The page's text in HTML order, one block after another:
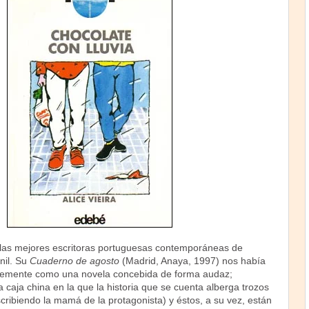
mejores escritoras portuguesas contemporáneas de
Su Cuaderno de agosto (Madrid, Anaya, 1997) nos había
como una novela concebida de forma audaz;
caja china en la que la historia que se cuenta alberga trozos
la mamá de la protagonista) y éstos, a su vez, están